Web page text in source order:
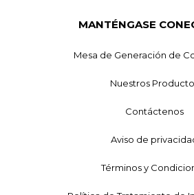
MANTÉNGASE
Mesa de Generación de
Nuestros
Contáctenos
Aviso de
Términos y